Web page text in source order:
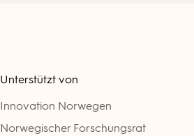
Unterstützt von
Innovation Norwegen
Norwegischer Forschungsrat